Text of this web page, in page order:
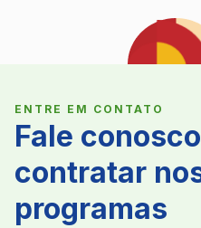
ENTRE EM CONTATO
Fale
contratar
programas